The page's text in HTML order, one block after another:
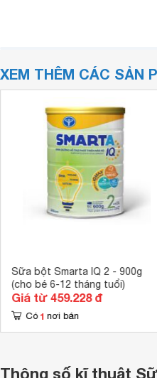
XEM THÊM CÁC SẢN
Sữa bột Smarta IQ 2 - 900g
(cho bé 6-12 tháng tuổi)
Giá từ 459.228 đ
Có 1 nơi bán
Thông số kĩ thuật